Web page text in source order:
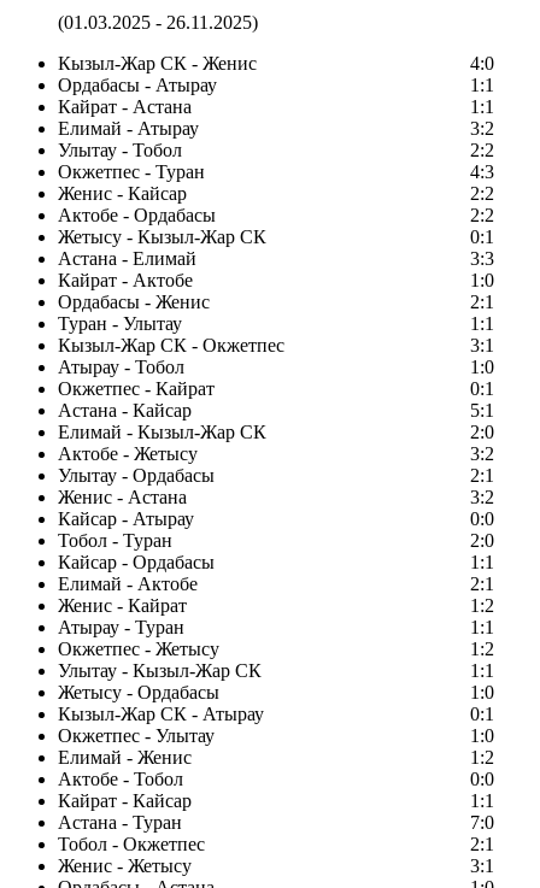
(01.03.2025 - 26.11.2025)
Кызыл-Жар СК - Женис
4:0
Ордабасы - Атырау
1:1
Кайрат - Астана
1:1
Елимай - Атырау
3:2
Улытау - Тобол
2:2
Окжетпес - Туран
4:3
Женис - Кайсар
2:2
Актобе - Ордабасы
2:2
Жетысу - Кызыл-Жар СК
0:1
Астана - Елимай
3:3
Кайрат - Актобе
1:0
Ордабасы - Женис
2:1
Туран - Улытау
1:1
Кызыл-Жар СК - Окжетпес
3:1
Атырау - Тобол
1:0
Окжетпес - Кайрат
0:1
Астана - Кайсар
5:1
Елимай - Кызыл-Жар СК
2:0
Актобе - Жетысу
3:2
Улытау - Ордабасы
2:1
Женис - Астана
3:2
Кайсар - Атырау
0:0
Тобол - Туран
2:0
Кайсар - Ордабасы
1:1
Елимай - Актобе
2:1
Женис - Кайрат
1:2
Атырау - Туран
1:1
Окжетпес - Жетысу
1:2
Улытау - Кызыл-Жар СК
1:1
Жетысу - Ордабасы
1:0
Кызыл-Жар СК - Атырау
0:1
Окжетпес - Улытау
1:0
Елимай - Женис
1:2
Актобе - Тобол
0:0
Кайрат - Кайсар
1:1
Астана - Туран
7:0
Тобол - Окжетпес
2:1
Женис - Жетысу
3:1